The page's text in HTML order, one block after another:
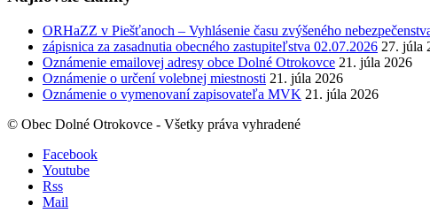
ORHaZZ v Piešťanoch – Vyhlásenie času zvýšeného
zápisnica za zasadnutia obecného zastupiteľstva 02.07.2026 27. júla
Oznámenie emailovej adresy obce Dolné Otrokovce 21. júla 2026
Oznámenie o určení volebnej miestnosti 21. júla 2026
Oznámenie o vymenovaní zapisovateľa MVK 21. júla 2026
© Obec Dolné Otrokovce - Všetky práva vyhradené
Facebook
Youtube
Rss
Mail